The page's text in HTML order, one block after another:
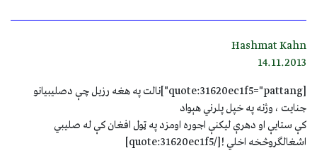
Hashmat Kahn
14.11.2013
[quote:31620ec1f5="pattang"]نالت په هغه رزيل چې دصليبيانو
جنايت ، وژنه په خپل پلرني هېواد
کې ستايې او دهرې ليکنې اجوره اومزد په ټول افغان کې له صليبي
اشغالګروڅخه اخلي ![/quote:31620ec1f5]